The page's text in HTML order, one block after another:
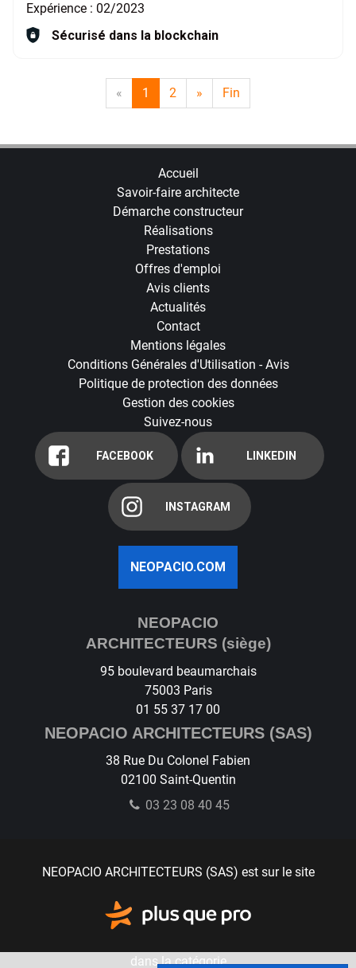
Expérience : 02/2023
Sécurisé dans la blockchain
« 1 2 » Fin
Accueil
Savoir-faire architecte
Démarche constructeur
Réalisations
Prestations
Offres d'emploi
Avis clients
Actualités
Contact
Mentions légales
Conditions Générales d'Utilisation - Avis
Politique de protection des données
Gestion des cookies
Suivez-nous
FACEBOOK LINKEDIN
INSTAGRAM
NEOPACIO.COM
NEOPACIO
ARCHITECTEURS (siège)
95 boulevard beaumarchais
75003 Paris
01 55 37 17 00
NEOPACIO ARCHITECTEURS (SAS)
38 Rue Du Colonel Fabien
02100 Saint-Quentin
03 23 08 40 45
NEOPACIO ARCHITECTEURS (SAS) est sur le site
dans la catégorie